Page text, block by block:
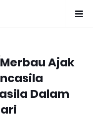
Ajak
Dalam